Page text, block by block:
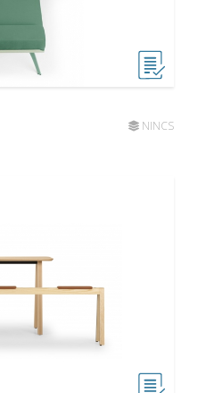
NINCS